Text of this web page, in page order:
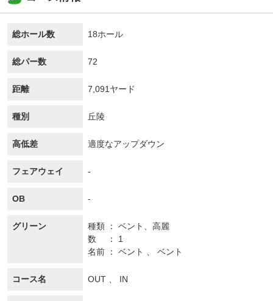
総ホール数 18ホール
総パー数 72
距離 7,091ヤード
種別 丘陵
高低差 適度なアップダウン
フェアウェイ -
OB -
グリーン 種類 ベント、高麗
数
1
名前
ベント 、 ベント
コース名 OUT 、 IN